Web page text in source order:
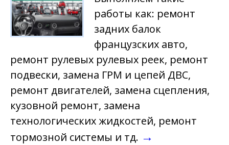
работы как: ремонт
задних балок
французских авто,
ремонт рулевых рулевых реек, ремонт
подвески, замена ГРМ и цепей ДВС,
ремонт двигателей, замена сцепления,
кузовной ремонт, замена
технологических жидкостей, ремонт
тормозной системы и тд. →